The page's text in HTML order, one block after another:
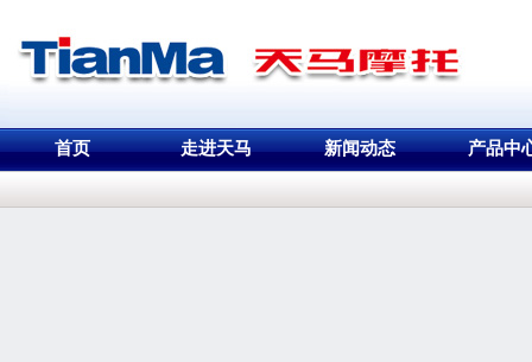
首页 走进天马 新闻动态 产品中